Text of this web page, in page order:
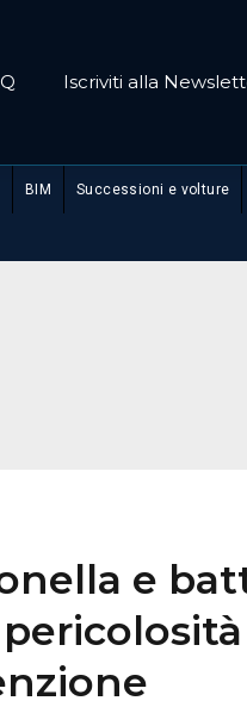
Iscriviti alla
BIM Successioni e volture
e